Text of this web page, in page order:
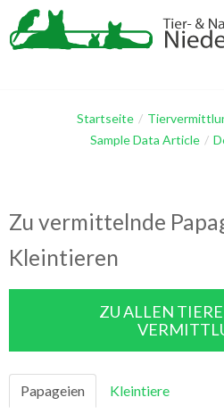
Mitglieder
Helfer
Linksammlung
Papageien & Kleintiere
Hunde & Katzen
Tier-Lang-Geschichten
Tier-Kurz-Geschichten
Galerie Vögel, Papageien
Galerie Kleintiere
Gästebuch
Kontakt
Impressum
Datenschutzerklärung
Startseite /
Sample Data Article /
Zu vermittelnde
Kleintieren
ZU ALLEN
Papageien
Kleintiere